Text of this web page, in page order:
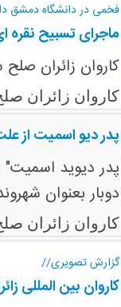
فخمی در دانشگاه دمشق
ماجرای تسبیح نقره
کاروان زائران
کاروان زائران
پدر دیو اسمیت از
دوبار بعنوان
کاروان زائران
گزارش تصویری//
کاروان بین المللی